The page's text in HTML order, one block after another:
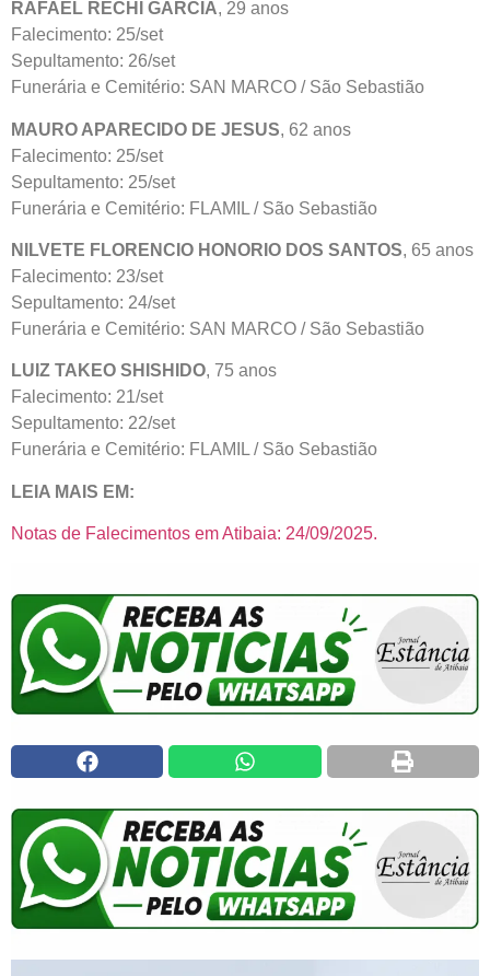
RAFAEL RECHI GARCIA, 29 anos
Falecimento: 25/set
Sepultamento: 26/set
Funerária e Cemitério: SAN MARCO / São Sebastião
MAURO APARECIDO DE JESUS, 62 anos
Falecimento: 25/set
Sepultamento: 25/set
Funerária e Cemitério: FLAMIL / São Sebastião
NILVETE FLORENCIO HONORIO DOS SANTOS, 65 anos
Falecimento: 23/set
Sepultamento: 24/set
Funerária e Cemitério: SAN MARCO / São Sebastião
LUIZ TAKEO SHISHIDO, 75 anos
Falecimento: 21/set
Sepultamento: 22/set
Funerária e Cemitério: FLAMIL / São Sebastião
LEIA MAIS EM:
Notas de Falecimentos em Atibaia: 24/09/2025.